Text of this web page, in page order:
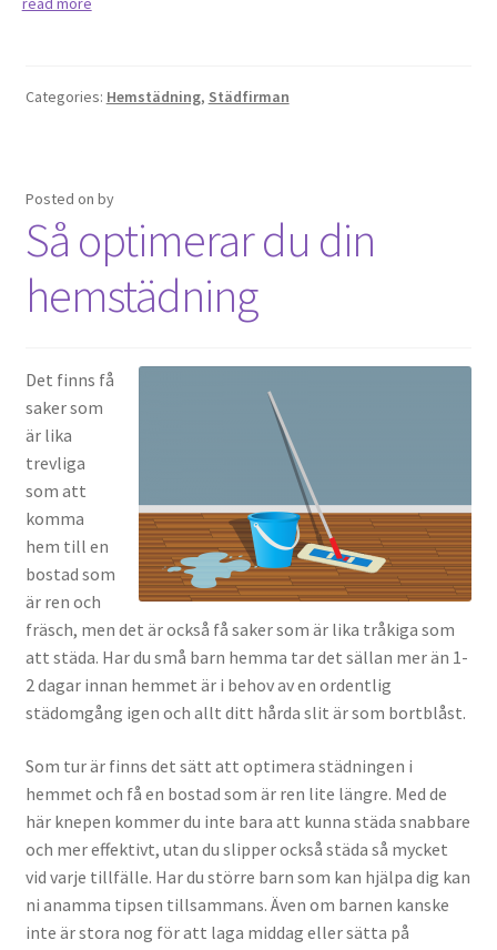
Categories: Hemstädning, Städfirman
Posted on by
Så optimerar du din
hemstädning
Det finns få
saker som
är lika
trevliga
som att
komma
hem till en
bostad som
är ren och
fräsch, men det är också få saker som är lika tråkiga som
att städa. Har du små barn hemma tar det sällan mer än 1-
2 dagar innan hemmet är i behov av en ordentlig
städomgång igen och allt ditt hårda slit är som bortblåst.
Som tur är finns det sätt att optimera städningen i
hemmet och få en bostad som är ren lite längre. Med de
här knepen kommer du inte bara att kunna städa snabbare
och mer effektivt, utan du slipper också städa så mycket
vid varje tillfälle. Har du större barn som kan hjälpa dig kan
ni anamma tipsen tillsammans. Även om barnen kanske
inte är stora nog för att laga middag eller sätta på